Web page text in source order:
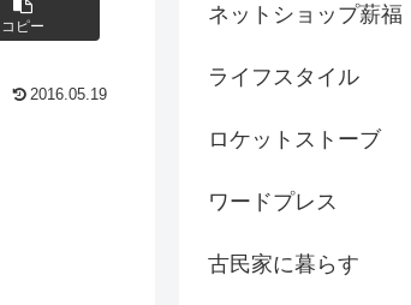
コピー
2016.05.19
ネットショップ薪福
ライフスタイル
ロケットストーブ
ワードプレス
古民家に暮らす